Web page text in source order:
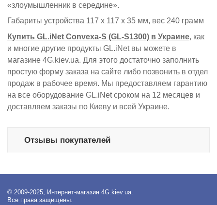
«злоумышленник в середине».
Габариты устройства 117 x 117 x 35 мм, вес 240 грамм
Купить GL.iNet Convexa-S (GL-S1300) в Украине, как
и многие другие продукты GL.iNet вы можете в
магазине 4G.kiev.ua. Для этого достаточно заполнить
простую форму заказа на сайте либо позвонить в отдел
продаж в рабочее время. Мы предоставляем гарантию
на все оборудование GL.iNet сроком на 12 месяцев и
доставляем заказы по Киеву и всей Украине.
Отзывы покупателей
© 2009-2025, Интернет-магазин 4G.kiev.ua.
Все права защищены.